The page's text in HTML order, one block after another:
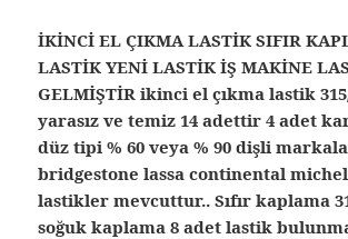
İKİNCİ EL ÇIKMA LASTİK SIFIR
LASTİK YENİ LASTİK İŞ MAKİNE
GELMİŞTİR ikinci el çıkma lastik
yarasız ve temiz 14 adettir 4 adet
düz tipi % 60 veya % 90 dişli
bridgestone lassa continental
lastikler mevcuttur.. Sıfır kaplama
soğuk kaplama 8 adet lastik